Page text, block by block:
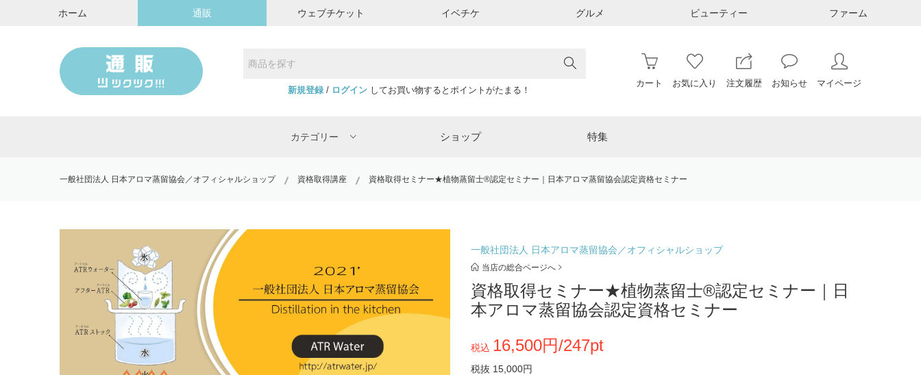
ホーム 通販 ウェブチケット イベチケ グルメ ビューティー ファーム
新規登録/ ログインしてお買い物するとポイントがたまる！
カート お気に入り 注文履歴 お知らせ マイページ
カテゴリー ショップ 特集
一般社団法人 日本アロマ蒸留協会／オフィシャルショップ 資格取得講座 資格取得セミナー★植物蒸留士®︎認定セミナー｜日本アロマ蒸留協会認定資格セミナー
一般社団法人 日本アロマ蒸留協会／オフィシャルショップ
当店の総合ページへ
資格取得セミナー★植物蒸留士®︎認定セミナー｜日
本アロマ蒸留協会認定資格セミナー
税込 16,500円/247pt
税抜 15,000円